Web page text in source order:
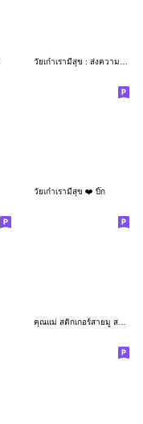
วัยเก๋าเรามีสุข ❤️ บิ๊ก
คุณแม่ สติกเกอร์สายมู สายบุญ